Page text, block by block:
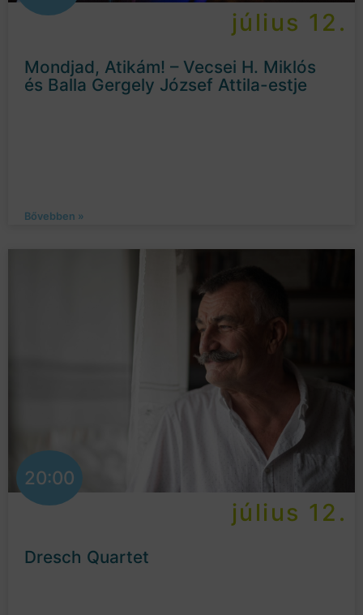
július 12.
Mondjad, Atikám! – Vecsei H. Miklós
és Balla Gergely József Attila-estje
Bővebben »
20:00
július 12.
Dresch Quartet